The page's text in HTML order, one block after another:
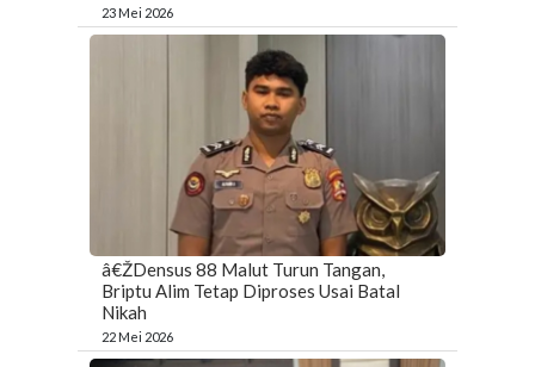
23 Mei 2026
â€ŽDensus 88 Malut Turun Tangan,
Briptu Alim Tetap Diproses Usai Batal
Nikah
22 Mei 2026